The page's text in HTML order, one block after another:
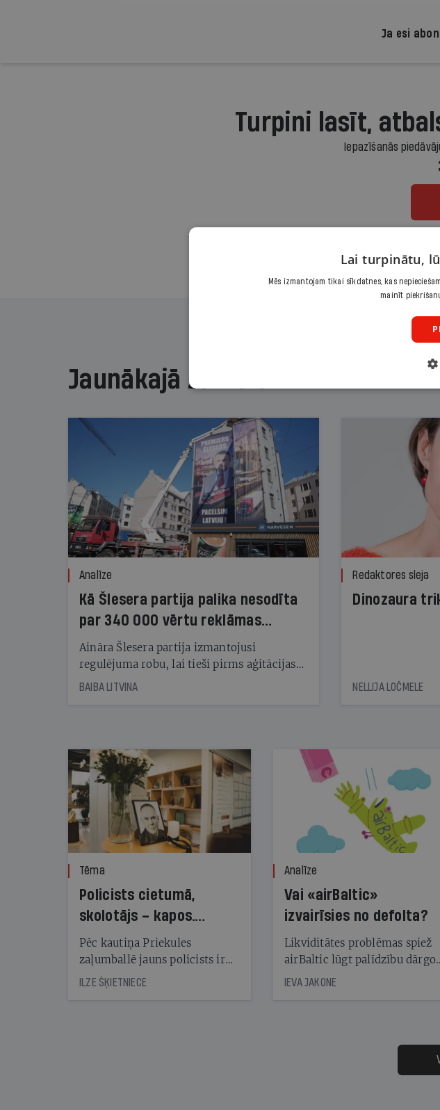
Ja esi
Turpini lasīt,
Iepazīšanās
Jaunākajā žurnālā
Analīze
Kā Šlesera partija palika nesodīta
par 340 000 vērtu reklāmas
kampaņu
Aināra Šlesera partija izmantojusi
regulējuma robu, lai tieši pirms aģitācijas
starta izreklamētos par summu, kas
BAIBA LITVINA
Redaktores sleja
Dinozaura
NELLIJA LOČMELE
Tēma
Policists cietumā,
skolotājs – kapos.
Reibuma cena Priekulē
Pēc kautiņa Priekules
zaļumballē jauns policists ir
nonācis cietumā, bet
cienījams pedagogs — kapos.
ILZE ŠĶIETNIECE
Analīze
Vai «airBaltic»
izvairīsies no defolta?
Likviditātes problēmas spiež
airBaltic lūgt palīdzību dārgo
obligāciju turētājiem, taču
samaksāt augstos procentus,
kas jāpārskaita jau trīs dienas
pirms nākamās sapulces
IEVA JAKONE
Lai turpinātu,
Mēs izmantojam tikai sīkdatnes, kas
mainīt